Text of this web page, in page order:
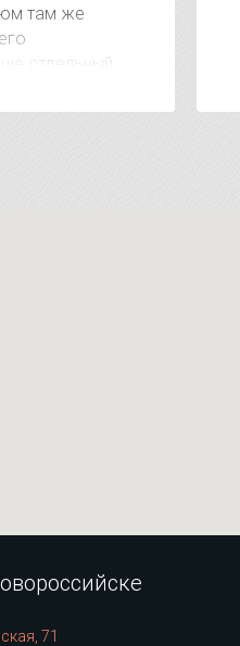
там же
отдельный
сумму за
очень
71